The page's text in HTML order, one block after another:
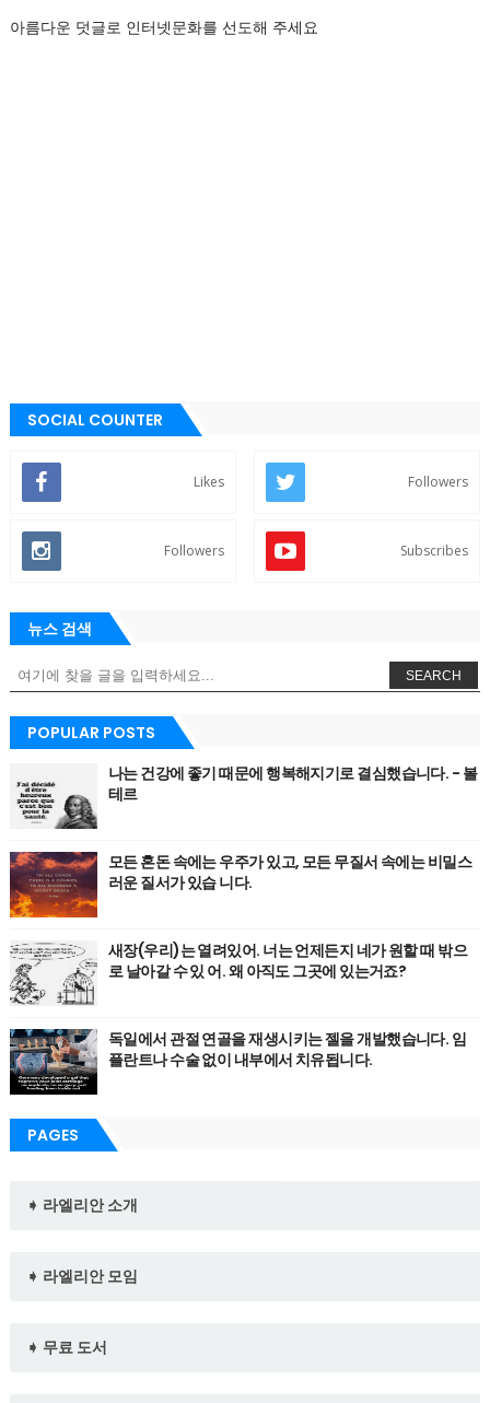
아름다운 덧글로 인터넷문화를 선도해 주세요
SOCIAL COUNTER
Likes Followers
Followers Subscribes
뉴스 검색
SEARCH
POPULAR POSTS
나는 건강에 좋기 때문에 행복해지기로 결심했습니다. - 볼
테르
모든 혼돈 속에는 우주가 있고, 모든 무질서 속에는 비밀스
러운 질서가 있습 니다.
새장(우리)는 열려있어. 너는 언제든지 네가 원할 때 밖으
로 날아갈 수 있 어. 왜 아직도 그곳에 있는거죠?
독일에서 관절 연골을 재생시키는 젤을 개발했습니다. 임
플란트나 수술 없이 내부에서 치유됩니다.
PAGES
➧ 라엘리안 소개
➧ 라엘리안 모임
➧ 무료 도서